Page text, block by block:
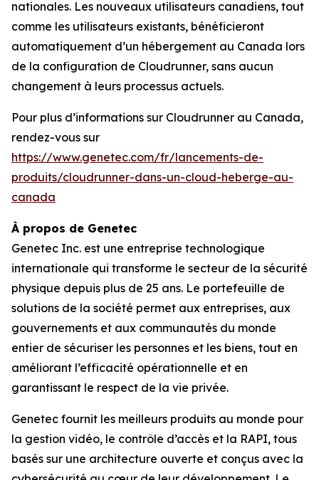
nationales. Les nouveaux utilisateurs canadiens, tout
comme les utilisateurs existants, bénéficieront
automatiquement d’un hébergement au Canada lors
de la configuration de Cloudrunner, sans aucun
changement à leurs processus actuels.
Pour plus d’informations sur Cloudrunner au Canada,
rendez-vous sur
https://www.genetec.com/fr/lancements-de-
produits/cloudrunner-dans-un-cloud-heberge-au-
canada
À propos de Genetec
Genetec Inc. est une entreprise technologique
internationale qui transforme le secteur de la sécurité
physique depuis plus de 25 ans. Le portefeuille de
solutions de la société permet aux entreprises, aux
gouvernements et aux communautés du monde
entier de sécuriser les personnes et les biens, tout en
améliorant l’efficacité opérationnelle et en
garantissant le respect de la vie privée.
Genetec fournit les meilleurs produits au monde pour
la gestion vidéo, le contrôle d’accès et la RAPI, tous
basés sur une architecture ouverte et conçus avec la